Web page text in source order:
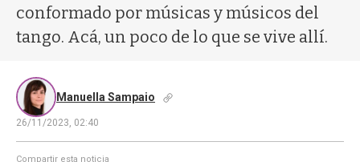
conformado por músicas y músicos del
tango. Acá, un poco de lo que se vive allí.
Manuella Sampaio
26/11/2023, 02:40
Compartir esta noticia